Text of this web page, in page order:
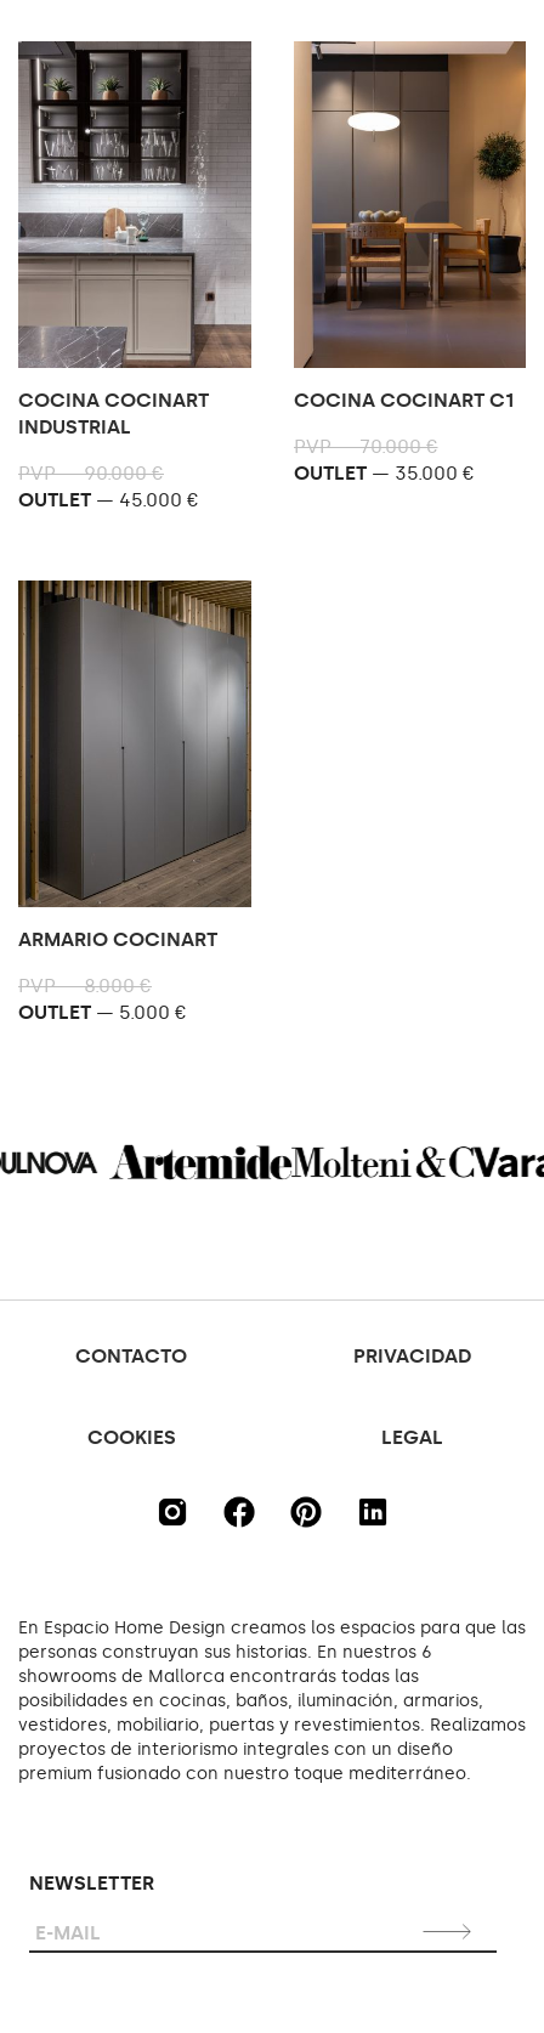
OPORTUNIDADES DE DISEÑO
COCINA COCINART
INDUSTRIAL
PVP — 90.000 €
OUTLET — 45.000 €
COCINA COCINART C1
PVP — 70.000 €
OUTLET— 35.000 €
ARMARIO COCINART
PVP — 8.000 €
OUTLET — 5.000 €
CONTACTO PRIVACIDAD
COOKIES LEGAL
En Espacio Home Design creamos los espacios para que las
personas construyan sus historias. En nuestros 6
showrooms de Mallorca encontrarás todas las
posibilidades en cocinas, baños, iluminación, armarios,
vestidores, mobiliario, puertas y revestimientos. Realizamos
proyectos de interiorismo integrales con un diseño
premium fusionado con nuestro toque mediterráneo.
NEWSLETTER